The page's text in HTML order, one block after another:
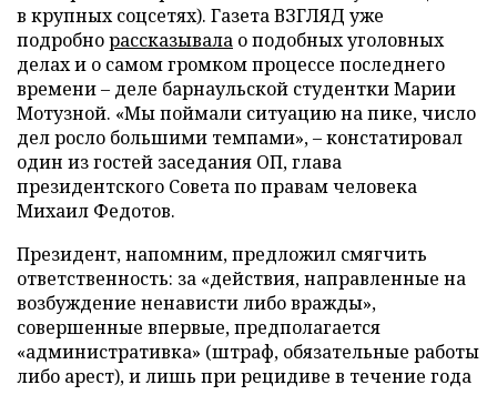
в крупных соцсетях). Газета ВЗГЛЯД уже
подробнорассказывала о подобных уголовных
делах и о самом громком процессе последнего
времени – деле барнаульской студентки Марии
Мотузной. «Мы поймали ситуацию на пике, число
дел росло большими темпами», – констатировал
один из гостей заседания ОП, глава
президентского Совета по правам человека
Михаил Федотов.
Президент, напомним, предложил смягчить
ответственность: за «действия, направленные на
возбуждение ненависти либо вражды»,
совершенные впервые, предполагается
«административка» (штраф, обязательные работы
либо арест), и лишь при рецидиве в течение года